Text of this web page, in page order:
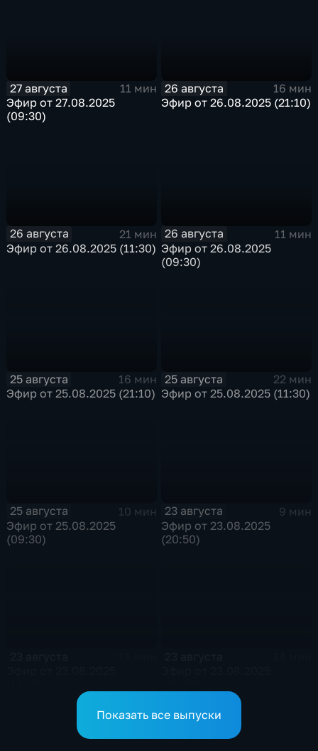
27 августа
11 мин
Эфир от 27.08.2025
(09:30)
26 августа
16 мин
Эфир от 26.08.2025 (21:10)
26 августа
21 мин
Эфир от 26.08.2025 (11:30)
26 августа
11 мин
Эфир от 26.08.2025
(09:30)
25 августа
16 мин
Эфир от 25.08.2025 (21:10)
25 августа
22 мин
Эфир от 25.08.2025 (11:30)
25 августа
10 мин
Эфир от 25.08.2025
(09:30)
23 августа
9 мин
Эфир от 23.08.2025
(20:50)
Показать все выпуски